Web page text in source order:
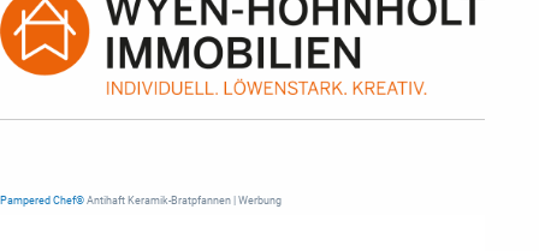
Pampered Chef® Antihaft Keramik-Bratpfannen | Werbung